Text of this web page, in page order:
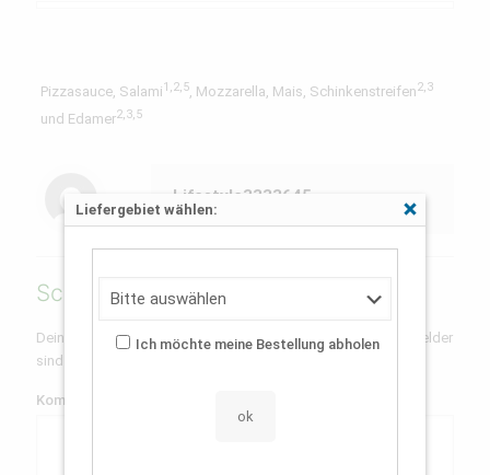
Pizzasauce, Salami1,2,5, Mozzarella, Mais, Schinkenstreifen2,3
und Edamer2,3,5
Lifestyle3333645
Schreibe einen Kommentar
Deine E-Mail-Adresse wird nicht veröffentlicht.
Erforderliche Felder
sind mit
Kommentar
Liefergebiet wählen: Schließen
Ich möchte meine Bestellung abholen